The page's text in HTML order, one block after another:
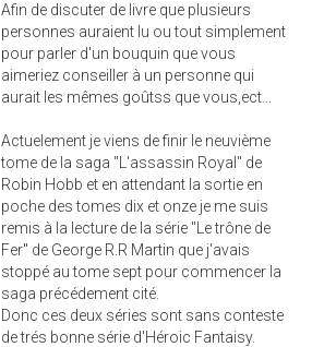
Afin de discuter de livre que plusieurs
personnes auraient lu ou tout simplement
pour parler d'un bouquin que vous
aimeriez conseiller à un personne qui
aurait les mêmes goûtss que vous,ect...
Actuelement je viens de finir le neuvième
tome de la saga "L'assassin Royal" de
Robin Hobb et en attendant la sortie en
poche des tomes dix et onze je me suis
remis à la lecture de la série "Le trône de
Fer" de George R.R Martin que j'avais
stoppé au tome sept pour commencer la
saga précédement cité.
Donc ces deux séries sont sans conteste
de trés bonne série d'Héroic Fantaisy.